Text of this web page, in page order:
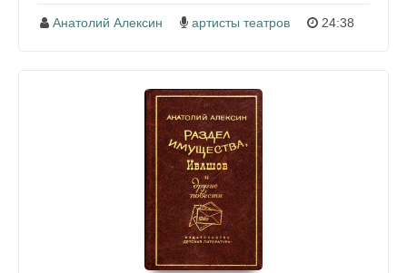
Анатолий Алексин артисты театров 24:38